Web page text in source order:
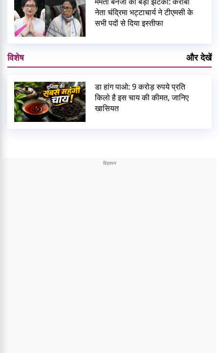
नेता चंद्रिमा भट्टाचार्य ने टीएमसी के
सभी पदों से दिया इस्तीफा
विशेष और देखें
डा हांग पाओ: 9 करोड़ रुपये प्रति
किलो है इस चाय की कीमत, जानिए
खासियत